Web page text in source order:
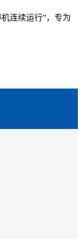
连续运行”，专为